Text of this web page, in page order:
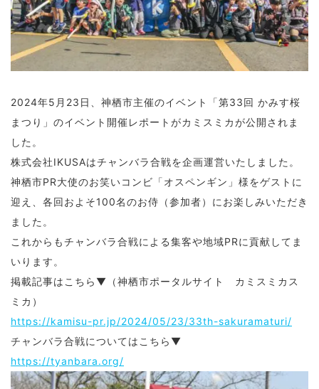
2024年5月23日、神栖市主催のイベント「第33回 かみす桜
まつり」のイベント開催レポートがカミスミカが公開されま
した。
株式会社IKUSAはチャンバラ合戦を企画運営いたしました。
神栖市PR大使のお笑いコンビ「オスペンギン」様をゲストに
迎え、各回およそ100名のお侍（参加者）にお楽しみいただき
ました。
これからもチャンバラ合戦による集客や地域PRに貢献してま
いります。
掲載記事はこちら▼（神栖市ポータルサイト カミスミカス
ミカ）
https://kamisu-pr.jp/2024/05/23/33th-sakuramaturi/
チャンバラ合戦についてはこちら▼
https://tyanbara.org/